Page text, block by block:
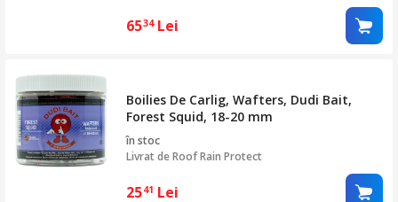
6534 Lei
Boilies De Carlig, Wafters, Dudi Bait,
Forest Squid, 18-20 mm
în stoc
Livrat deRoof Rain Protect
2541 Lei